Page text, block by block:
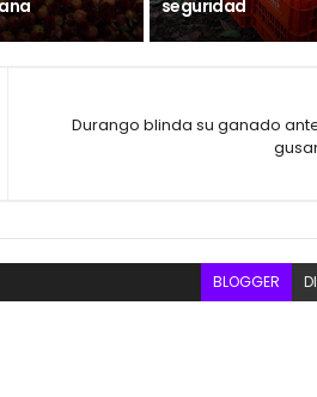
seguridad
Durango blinda su ganado
BLOGGER